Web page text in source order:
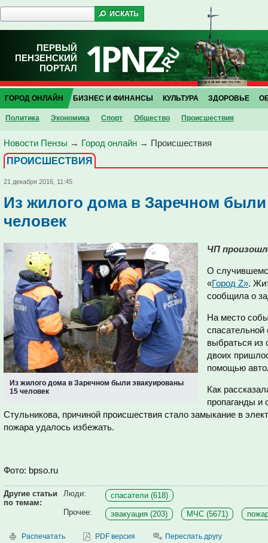
ПЕРВЫЙ
ПЕНЗЕНСКИЙ
ПОРТАЛ
ГОРОД ОНЛАЙН
Политика Экономика Спорт Общество Проиcшествия
БИЗНЕС И ФИНАНСЫ КУЛЬТУРА ЗДОРОВЬЕ
Новости Пензы → Город онлайн → Проиcшествия
ПРОИCШЕСТВИЯ
21 декабря 2016, 11:45
Из жилого дома в Заречном
человек
Из жилого дома в Заречном были эвакуированы
15 человек
ЧП
О
«Город Z».
сообщила о
На место
выбраться из
двоих
помощью
Как
пропаганды и
Стульникова, причиной происшествия стало замыкание в
пожара удалось избежать.
Фото: bpso.ru
Другие статьи
по темам:
Люди:
спасатели (618)
Прочее:
эвакуация (203) МЧС (5671)
Распечатать PDF версия Переслать другу